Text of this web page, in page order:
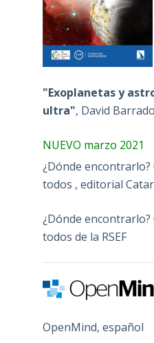
"Exoplanetas y
ultra", David
NUEVO marzo 2021
¿Dónde encontrarlo?
todos , editorial
¿Dónde encontrarlo?
todos de la RSEF
OpenMind, español